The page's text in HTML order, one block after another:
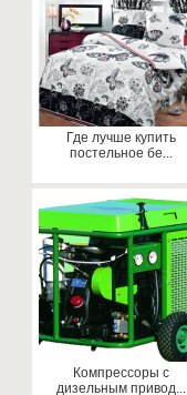
Где лучше купить
постельное бе...
Компрессоры с
дизельным привод...